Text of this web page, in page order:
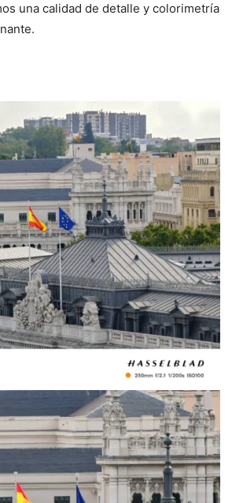
una calidad de detalle y colorimetría